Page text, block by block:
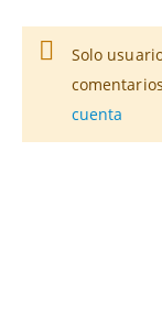
Solo
cuenta